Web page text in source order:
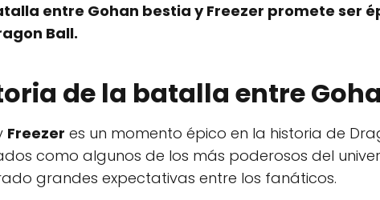
entre Gohan bestia y Freezer promete ser
Ball.
de la batalla entre
Freezer es un momento épico en la historia de
como algunos de los más poderosos del
grandes expectativas entre los fanáticos.